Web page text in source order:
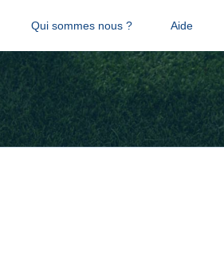
Qui sommes nous ? Aide